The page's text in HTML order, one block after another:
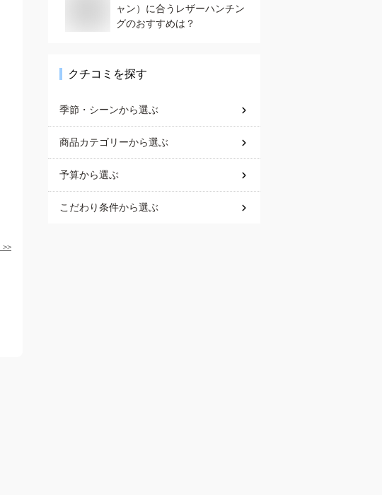
>>
ャン）に合うレザーハンチン
グのおすすめは？
クチコミを探す
季節・シーンから選ぶ
商品カテゴリーから選ぶ
予算から選ぶ
こだわり条件から選ぶ